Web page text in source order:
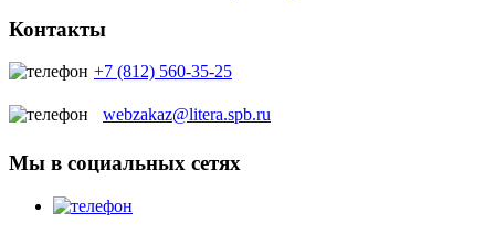
Контакты
+7 (812) 560-35-25
webzakaz@litera.spb.ru
Мы в социальных сетях